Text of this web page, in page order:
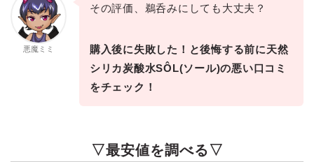
悪魔ミミ
その評価、鵜呑みにしても大丈夫？
購入後に失敗した！と後悔する前に天然
シリカ炭酸水SÔL(ソール)の悪い口コミ
をチェック！
▽最安値を調べる▽